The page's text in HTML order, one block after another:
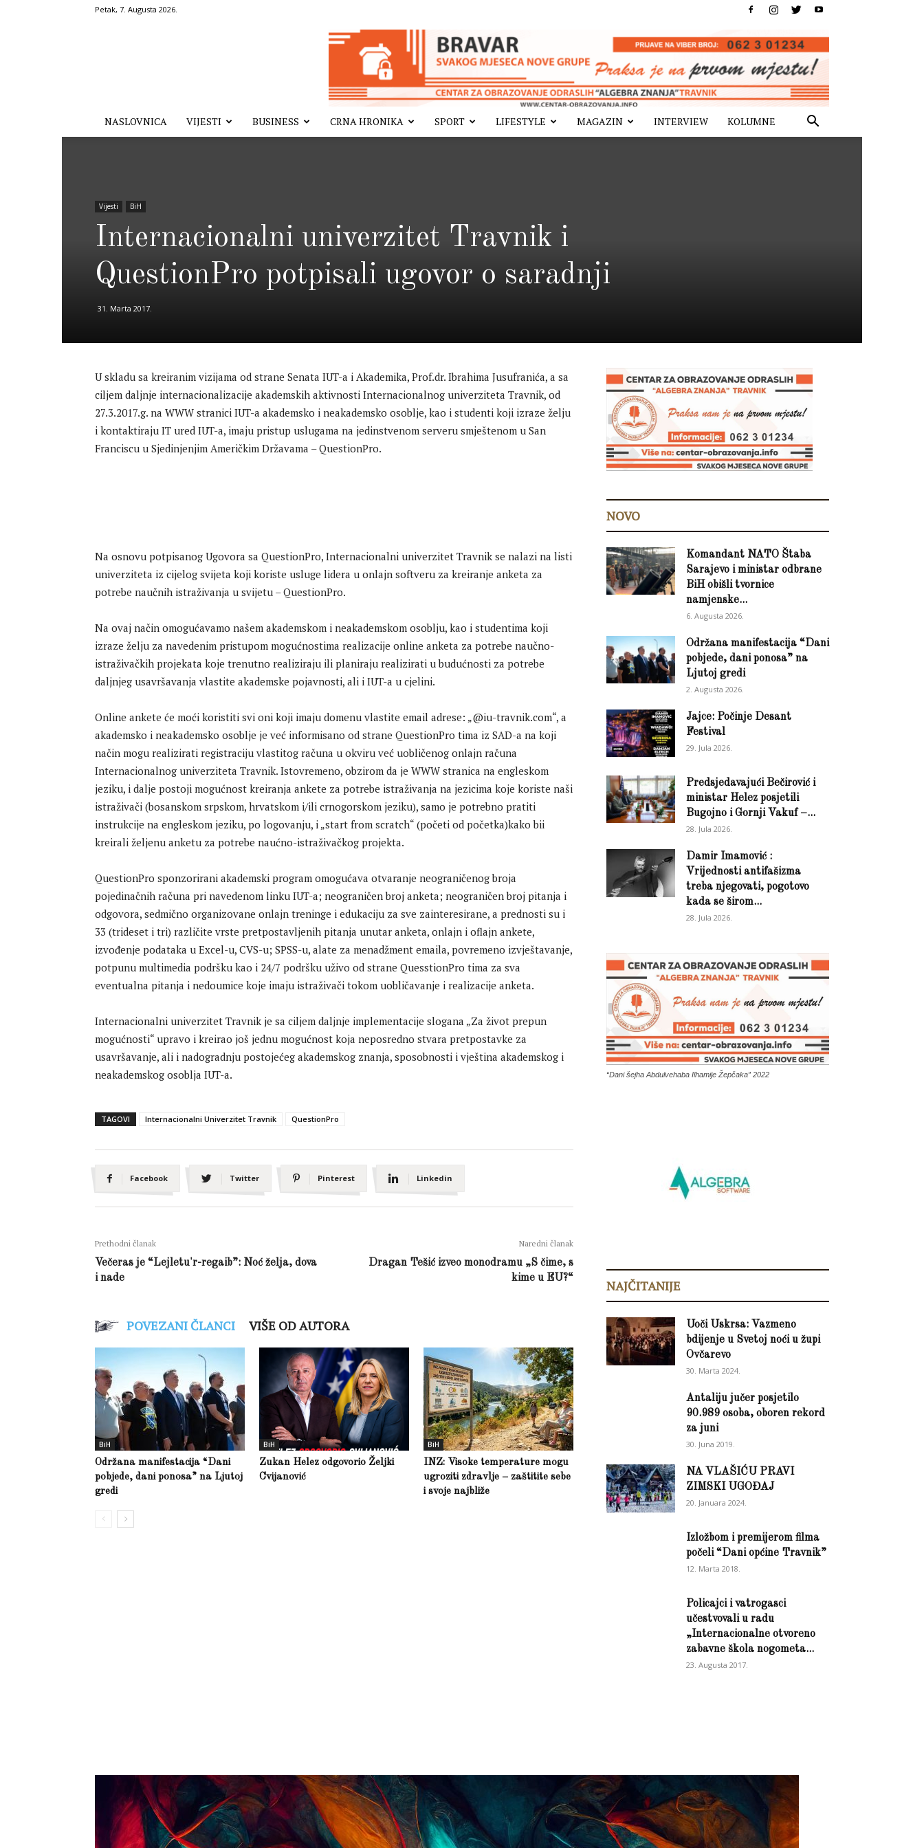
Petak, 7. Augusta 2026.
NASLOVNICA VIJESTI BUSINESS CRNA HRONIKA SPORT LIFESTYLE MAGAZIN INTERVIEW KOLUMNE
Vijesti BiH
Internacionalni univerzitet Travnik i
QuestionPro potpisali ugovor o saradnji
31. Marta 2017.
U skladu sa kreiranim vizijama od strane Senata IUT-a i Akademika, Prof.dr. Ibrahima Jusufranića, a sa
ciljem daljnje internacionalizacije akademskih aktivnosti Internacionalnog univerziteta Travnik, od
27.3.2017.g. na WWW stranici IUT-a akademsko i neakademsko osoblje, kao i studenti koji izraze želju
i kontaktiraju IT ured IUT-a, imaju pristup uslugama na jedinstvenom serveru smještenom u San
Franciscu u Sjedinjenjim Američkim Državama – QuestionPro.
Na osnovu potpisanog Ugovora sa QuestionPro, Internacionalni univerzitet Travnik se nalazi na listi
univerziteta iz cijelog svijeta koji koriste usluge lidera u onlajn softveru za kreiranje anketa za
potrebe naučnih istraživanja u svijetu – QuestionPro.
Na ovaj način omogućavamo našem akademskom i neakademskom osoblju, kao i studentima koji
izraze želju za navedenim pristupom mogućnostima realizacije online anketa za potrebe naučno-
istraživačkih projekata koje trenutno realiziraju ili planiraju realizirati u budućnosti za potrebe
daljnjeg usavršavanja vlastite akademske pojavnosti, ali i IUT-a u cjelini.
Online ankete će moći koristiti svi oni koji imaju domenu vlastite email adrese: „@iu-travnik.com“, a
akademsko i neakademsko osoblje je već informisano od strane QuestionPro tima iz SAD-a na koji
način mogu realizirati registraciju vlastitog računa u okviru već uobličenog onlajn računa
Internacionalnog univerziteta Travnik. Istovremeno, obzirom da je WWW stranica na engleskom
jeziku, i dalje postoji mogućnost kreiranja ankete za potrebe istraživanja na jezicima koje koriste naši
istraživači (bosanskom srpskom, hrvatskom i/ili crnogorskom jeziku), samo je potrebno pratiti
instrukcije na engleskom jeziku, po logovanju, i „start from scratch“ (početi od početka)kako bii
kreirali željenu anketu za potrebe naućno-istraživačkog projekta.
QuestionPro sponzorirani akademski program omogućava otvaranje neograničenog broja
pojedinačnih računa pri navedenom linku IUT-a; neograničen broj anketa; neograničen broj pitanja i
odgovora, sedmično organizovane onlajn treninge i edukaciju za sve zainteresirane, a prednosti su i
33 (trideset i tri) različite vrste pretpostavljenih pitanja unutar anketa, onlajn i oflajn ankete,
izvođenje podataka u Excel-u, CVS-u; SPSS-u, alate za menadžment emaila, povremeno izvještavanje,
potpunu multimedia podršku kao i 24/7 podršku uživo od strane QuesstionPro tima za sva
eventualna pitanja i nedoumice koje imaju istraživači tokom uobličavanje i realizacije anketa.
Internacionalni univerzitet Travnik je sa ciljem daljnje implementacije slogana „Za život prepun
mogućnosti“ upravo i kreirao još jednu mogućnost koja neposredno stvara pretpostavke za
usavršavanje, ali i nadogradnju postojećeg akademskog znanja, sposobnosti i vještina akademskog i
neakademskog osoblja IUT-a.
TAGOVI Internacionalni Univerzitet Travnik QuestionPro
Facebook Twitter Pinterest Linkedin
Prethodni članak
Večeras je “Lejletu'r-regaib”: Noć želja, dova
i nade
Naredni članak
Dragan Tešić izveo monodramu „S čime, s
kime u EU?“
POVEZANI ČLANCI VIŠE OD AUTORA
BiH
Održana manifestacija “Dani
pobjede, dani ponosa” na Ljutoj
gredi
BiH
Zukan Helez odgovorio Željki
Cvijanović
BiH
INZ: Visoke temperature mogu
ugroziti zdravlje – zaštitite sebe
i svoje najbliže
NOVO
Komandant NATO Štaba
Sarajevo i ministar odbrane
BiH obišli tvornice
namjenske...
6. Augusta 2026.
Održana manifestacija “Dani
pobjede, dani ponosa” na
Ljutoj gredi
2. Augusta 2026.
Jajce: Počinje Desant
Festival
29. Jula 2026.
Predsjedavajući Bečirović i
ministar Helez posjetili
Bugojno i Gornji Vakuf –...
28. Jula 2026.
Damir Imamović :
Vrijednosti antifašizma
treba njegovati, pogotovo
kada se širom...
28. Jula 2026.
“Dani šejha Abdulvehaba Ilhamije Žepčaka” 2022
NAJČITANIJE
Uoči Uskrsa: Vazmeno
bdijenje u Svetoj noći u župi
Ovčarevo
30. Marta 2024.
Antaliju jučer posjetilo
90.989 osoba, oboren rekord
za juni
30. Juna 2019.
NA VLAŠIĆU PRAVI
ZIMSKI UGOĐAJ
20. Januara 2024.
Izložbom i premijerom filma
počeli “Dani općine Travnik”
12. Marta 2018.
Policajci i vatrogasci
učestvovali u radu
„Internacionalne otvoreno
zabavne škola nogometa...
23. Augusta 2017.